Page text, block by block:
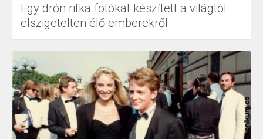
Egy drón ritka fotókat készített a világtól
elszigetelten élő emberekről